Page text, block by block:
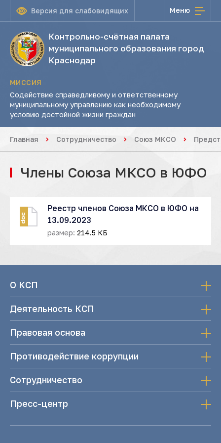
Версия для слабовидящих Меню
Контрольно-счётная палата
муниципального образования город
Краснодар
МИССИЯ
Содействие справедливому и ответственному
муниципальному управлению как необходимому
условию достойной жизни граждан
Главная Сотрудничество Союз МКСО
Члены Союза МКСО в ЮФО
doc
Реестр членов Союза МКСО в ЮФО на
13.09.2023
размер: 214.5 КБ
О КСП
Деятельность КСП
Правовая основа
Противодействие коррупции
Сотрудничество
Пресс-центр